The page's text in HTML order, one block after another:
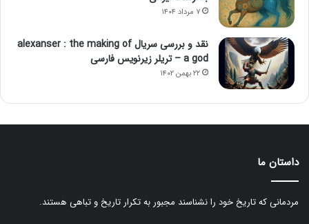
۷ مرداد ۱۴۰۴
نقد و بررسی سریال alexanser : the making of
a god – تریلر زیرنویس فارسی
۲۲ بهمن ۱۴۰۲
داستان ما
مردمانی که تاریخ خود را نشناسند مجبور به تکرار تاریخ و تباهی هستند.